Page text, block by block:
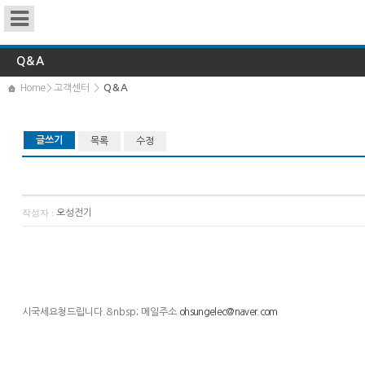
Q＆A
- 공지사항
Home＞고객센터 ＞Q＆A
글쓰기 목록 수정
작성자 : 오성전기
시국세요청드립니다.&nbsp; 메일주소 ohsungelec@naver.com
회사소개
제품소개
고객센터